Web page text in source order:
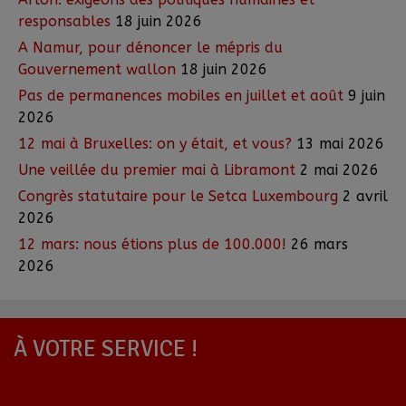
responsables 18 juin 2026
A Namur, pour dénoncer le mépris du
Gouvernement wallon 18 juin 2026
Pas de permanences mobiles en juillet et août 9 juin
2026
12 mai à Bruxelles: on y était, et vous? 13 mai 2026
Une veillée du premier mai à Libramont 2 mai 2026
Congrès statutaire pour le Setca Luxembourg 2 avril
2026
12 mars: nous étions plus de 100.000! 26 mars
2026
À VOTRE SERVICE !